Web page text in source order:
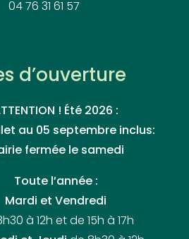
04 76 31 61 57
d’ouverture
! Été 2026 :
au 05 septembre inclus:
fermée le samedi
Toute l’année :
Mardi et Vendredi
à 12h et de 15h à 17h